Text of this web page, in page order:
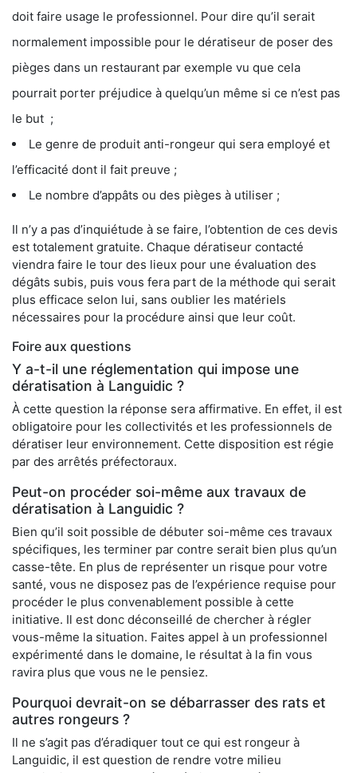
doit faire usage le professionnel. Pour dire qu’il serait
normalement impossible pour le dératiseur de poser des
pièges dans un restaurant par exemple vu que cela
pourrait porter préjudice à quelqu’un même si ce n’est pas
le but ;
Le genre de produit anti-rongeur qui sera employé et
l’efficacité dont il fait preuve ;
Le nombre d’appâts ou des pièges à utiliser ;
Il n’y a pas d’inquiétude à se faire, l’obtention de ces devis
est totalement gratuite. Chaque dératiseur contacté
viendra faire le tour des lieux pour une évaluation des
dégâts subis, puis vous fera part de la méthode qui serait
plus efficace selon lui, sans oublier les matériels
nécessaires pour la procédure ainsi que leur coût.
Foire aux questions
Y a-t-il une réglementation qui impose une
dératisation à Languidic ?
À cette question la réponse sera affirmative. En effet, il est
obligatoire pour les collectivités et les professionnels de
dératiser leur environnement. Cette disposition est régie
par des arrêtés préfectoraux.
Peut-on procéder soi-même aux travaux de
dératisation à Languidic ?
Bien qu’il soit possible de débuter soi-même ces travaux
spécifiques, les terminer par contre serait bien plus qu’un
casse-tête. En plus de représenter un risque pour votre
santé, vous ne disposez pas de l’expérience requise pour
procéder le plus convenablement possible à cette
initiative. Il est donc déconseillé de chercher à régler
vous-même la situation. Faites appel à un professionnel
expérimenté dans le domaine, le résultat à la fin vous
ravira plus que vous ne le pensiez.
Pourquoi devrait-on se débarrasser des rats et
autres rongeurs ?
Il ne s’agit pas d’éradiquer tout ce qui est rongeur à
Languidic, il est question de rendre votre milieu